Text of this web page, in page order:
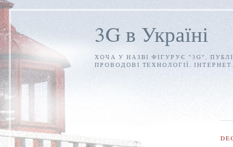
3G в Україні
ХОЧА У НАЗВІ ФІГУРУЄ "3G",
ПРОВОДОВІ ТЕХНОЛОГІЇ,